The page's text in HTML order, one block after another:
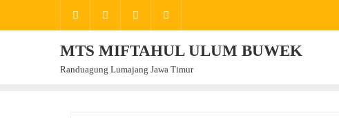
MTS MIFTAHUL ULUM BUWEK
Randuagung Lumajang Jawa Timur